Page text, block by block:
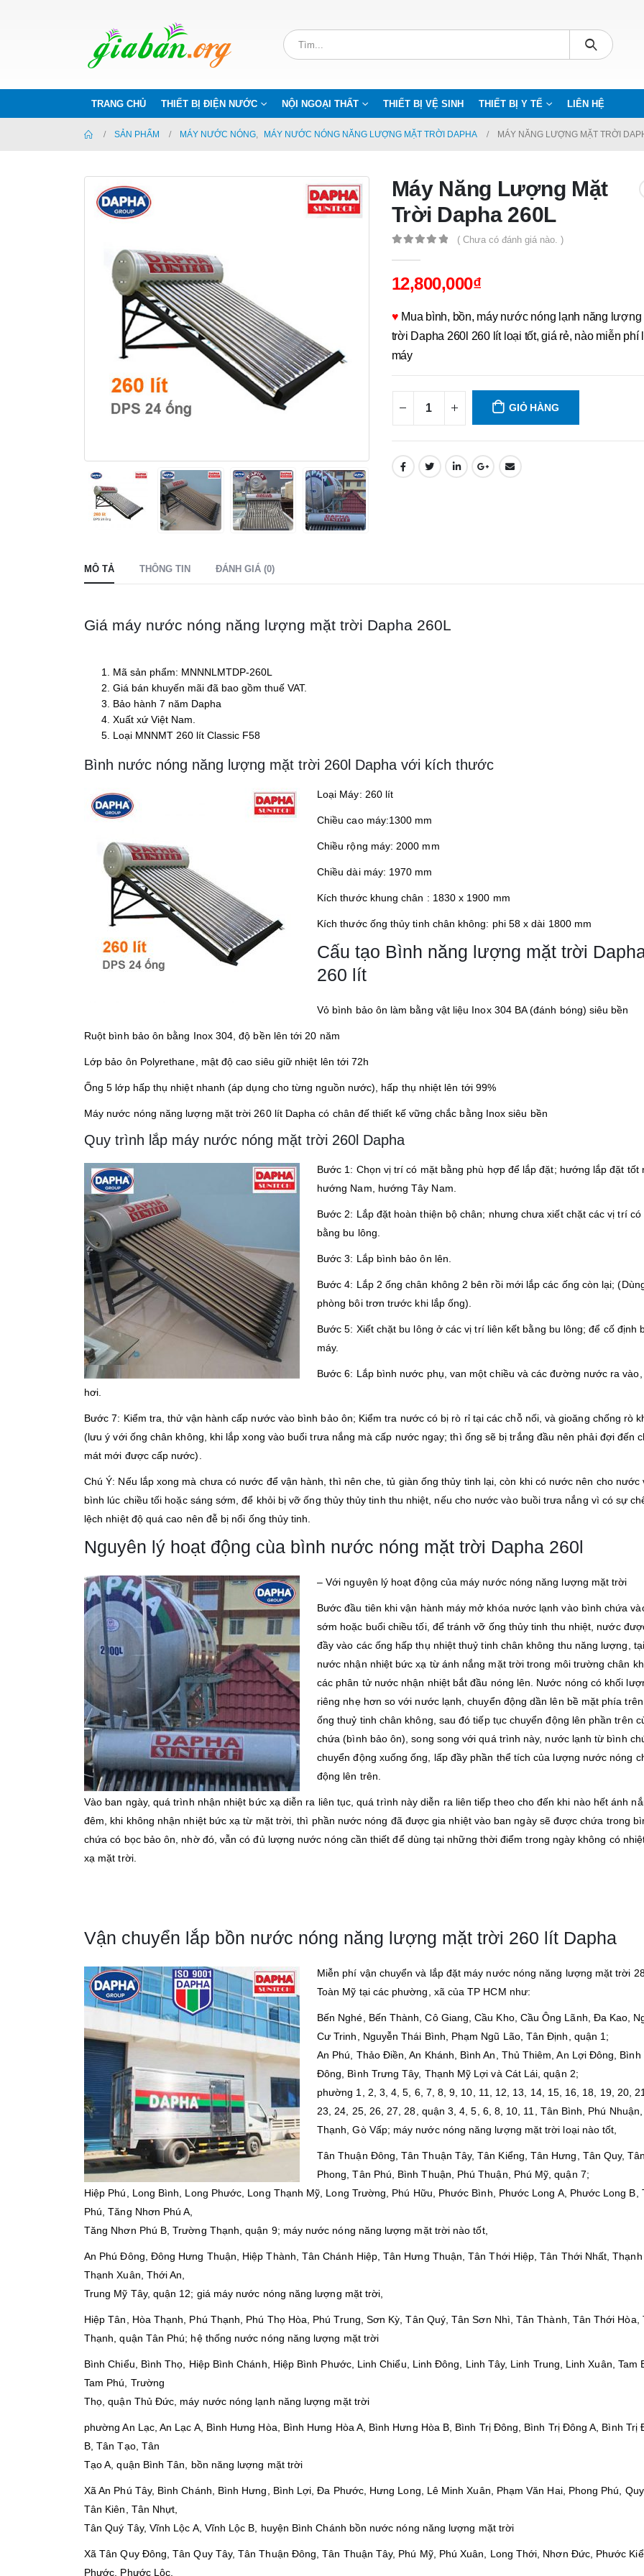
TRANG CHỦ THIẾT BỊ ĐIỆN NƯỚC NỘI NGOẠI THẤT THIẾT BỊ VỆ SINH THIẾT BỊ Y TẾ LIÊN HỆ
SẢN PHẨM MÁY NƯỚC NÓNG, MÁY NƯỚC NÓNG NĂNG LƯỢNG MẶT TRỜI DAPHA MÁY NĂNG LƯỢNG MẶT TRỜI
Máy Năng Lượng Mặt
Trời Dapha 260L
( Chưa có đánh giá nào. )
12,800,000₫
♥ Mua bình, bồn, máy nước nóng lạnh năng lượng
trời Dapha 260l 260 lít loại tốt, giá rẻ, nào miễn phí
máy
GIỎ HÀNG
MÔ TẢ THÔNG TIN ĐÁNH GIÁ (0)
Giá máy nước nóng năng lượng mặt trời Dapha 260L
Mã sản phẩm: MNNNLMTDP-260L
Giá bán khuyến mãi đã bao gồm thuế VAT.
Bảo hành 7 năm Dapha
Xuất xứ Việt Nam.
Loại MNNMT 260 lít Classic F58
Bình nước nóng năng lượng mặt trời 260l Dapha với kích thước
Loại Máy: 260 lít
Chiều cao máy:1300 mm
Chiều rộng máy: 2000 mm
Chiều dài máy: 1970 mm
Kích thước khung chân : 1830 x 1900 mm
Kích thước ống thủy tinh chân không: phi 58 x dài 1800 mm
Cấu tạo Bình năng lượng mặt trời
260 lít
Vỏ bình bảo ôn làm bằng vật liệu Inox 304 BA (đánh bóng) siêu bền
Ruột bình bảo ôn bằng Inox 304, độ bền lên tới 20 năm
Lớp bảo ôn Polyrethane, mật độ cao siêu giữ nhiệt lên tới 72h
Ống 5 lớp hấp thụ nhiệt nhanh (áp dụng cho từng nguồn nước), hấp thụ nhiệt lên tới 99%
Máy nước nóng năng lượng mặt trời 260 lít Dapha có chân đế thiết kế vững chắc bằng Inox siêu bền
Quy trình lắp máy nước nóng mặt trời 260l Dapha
Bước 1: Chọn vị trí có mặt bằng phù hợp để lắp đặt; hướng lắp đặt tốt
hướng Nam, hướng Tây Nam.
Bước 2: Lắp đặt hoàn thiện bộ chân; nhưng chưa xiết chặt các vị trí có
bằng bu lông.
Bước 3: Lắp bình bảo ôn lên.
Bước 4: Lắp 2 ống chân không 2 bên rồi mới lắp các ống còn lại;
phòng bôi trơn trước khi lắp ống).
Bước 5: Xiết chặt bu lông ở các vị trí liên kết bằng bu lông; để cố định
máy.
Bước 6: Lắp bình nước phụ, van một chiều và các đường nước ra vào,
hơi.
Bước 7: Kiểm tra, thử vận hành cấp nước vào bình bảo ôn; Kiểm tra nước có bị rò rỉ tại các chỗ nối, và gioăng chống rò
(lưu ý với ống chân không, khi lắp xong vào buổi trưa nắng mà cấp nước ngay; thì ống sẽ bị trắng đầu nên phải đợi đến
mát mới được cấp nước).
Chú Ý: Nếu lắp xong mà chưa có nước để vận hành, thì nên che, tủ giàn ống thủy tinh lại, còn khi có nước nên cho nước
bình lúc chiều tối hoặc sáng sớm, để khỏi bị vỡ ống thủy thủy tinh thu nhiệt, nếu cho nước vào buồi trưa nắng vì có sự
lệch nhiệt độ quá cao nên đễ bị nổi ống thủy tinh.
Nguyên lý hoạt động cùa bình nước nóng mặt trời Dapha 260l
– Với nguyên lý hoạt động của máy nước nóng năng lượng mặt trời
Bước đầu tiên khi vận hành máy mở khóa nước lạnh vào bình chứa
sớm hoặc buổi chiều tối, để tránh vỡ ống thủy tinh thu nhiệt, nước
đầy vào các ống hấp thụ nhiệt thuỷ tinh chân không thu năng lượng,
nước nhận nhiệt bức xạ từ ánh nắng mặt trời trong môi trường chân
các phân tử nước nhận nhiệt bắt đầu nóng lên. Nước nóng có khối
riêng nhẹ hơn so với nước lạnh, chuyển động dần lên bề mặt phía
ống thuỷ tinh chân không, sau đó tiếp tục chuyển động lên phần trên
chứa (bình bảo ôn), song song với quá trình này, nước lạnh từ bình
chuyển động xuống ống, lấp đầy phần thể tích của lượng nước nóng
động lên trên.
Vào ban ngày, quá trình nhận nhiệt bức xạ diễn ra liên tục, quá trình này diễn ra liên tiếp theo cho đến khi nào hết ánh
đêm, khi không nhận nhiệt bức xạ từ mặt trời, thì phần nước nóng đã được gia nhiệt vào ban ngày sẽ được chứa trong
chứa có bọc bảo ôn, nhờ đó, vẫn có đủ lượng nước nóng cần thiết để dùng tại những thời điểm trong ngày không có
xạ mặt trời.
Vận chuyển lắp bồn nước nóng năng lượng mặt trời 260 lít Dapha
Miễn phí vận chuyển và lắp đặt máy nước nóng năng lượng mặt trời
Toàn Mỹ tại các phường, xã của TP HCM như:
Bến Nghé, Bến Thành, Cô Giang, Cầu Kho, Cầu Ông Lãnh, Đa Kao,
Cư Trinh, Nguyễn Thái Bình, Phạm Ngũ Lão, Tân Định, quận 1;
An Phú, Thảo Điền, An Khánh, Bình An, Thủ Thiêm, An Lợi Đông, Bình
Đông, Bình Trưng Tây, Thạnh Mỹ Lợi và Cát Lái, quận 2;
phường 1, 2, 3, 4, 5, 6, 7, 8, 9, 10, 11, 12, 13, 14, 15, 16, 18, 19, 20,
23, 24, 25, 26, 27, 28, quận 3, 4, 5, 6, 8, 10, 11, Tân Bình, Phú
Thạnh, Gò Vấp; máy nước nóng năng lượng mặt trời loại nào tốt,
Tân Thuận Đông, Tân Thuận Tây, Tân Kiểng, Tân Hưng, Tân Quy, Tân
Phong, Tân Phú, Bình Thuận, Phú Thuận, Phú Mỹ, quận 7;
Hiệp Phú, Long Bình, Long Phước, Long Thạnh Mỹ, Long Trường, Phú Hữu, Phước Bình, Phước Long A, Phước Long B,
Phú, Tăng Nhơn Phú A,
Tăng Nhơn Phú B, Trường Thạnh, quận 9; máy nước nóng năng lượng mặt trời nào tốt,
An Phú Đông, Đông Hưng Thuận, Hiệp Thành, Tân Chánh Hiệp, Tân Hưng Thuận, Tân Thới Hiệp, Tân Thới Nhất, Thạnh
Thạnh Xuân, Thới An,
Trung Mỹ Tây, quận 12; giá máy nước nóng năng lượng mặt trời,
Hiệp Tân, Hòa Thạnh, Phú Thạnh, Phú Thọ Hòa, Phú Trung, Sơn Kỳ, Tân Quý, Tân Sơn Nhì, Tân Thành, Tân Thới Hòa,
Thạnh, quận Tân Phú; hệ thống nước nóng năng lượng mặt trời
Bình Chiểu, Bình Thọ, Hiệp Bình Chánh, Hiệp Bình Phước, Linh Chiểu, Linh Ðông, Linh Tây, Linh Trung, Linh Xuân, Tam
Tam Phú, Trường
Thọ, quận Thủ Đức, máy nước nóng lạnh năng lượng mặt trời
phường An Lạc, An Lạc A, Bình Hưng Hòa, Bình Hưng Hòa A, Bình Hưng Hòa B, Bình Trị Đông, Bình Trị Đông A, Bình Trị
B, Tân Tạo, Tân
Tạo A, quận Bình Tân, bồn năng lượng mặt trời
Xã An Phú Tây, Bình Chánh, Bình Hưng, Bình Lợi, Đa Phước, Hưng Long, Lê Minh Xuân, Phạm Văn Hai, Phong Phú,
Tân Kiên, Tân Nhựt,
Tân Quý Tây, Vĩnh Lộc A, Vĩnh Lộc B, huyện Bình Chánh bồn nước nóng năng lượng mặt trời
Xã Tân Quy Đông, Tân Quy Tây, Tân Thuận Đông, Tân Thuận Tây, Phú Mỹ, Phú Xuân, Long Thới, Nhơn Đức, Phước
Phước, Phước Lộc,